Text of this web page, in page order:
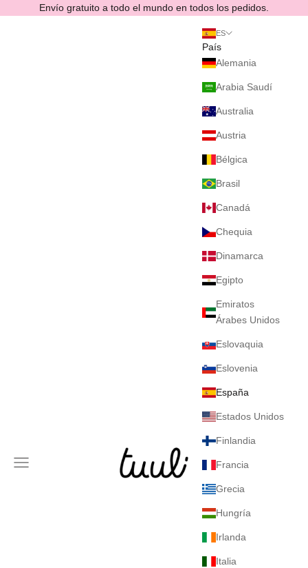
Ir al contenidoEnvío gratuito a todo el mundo en todos los pedidos.
Tuuli GmbH
Menú
ES
País
Alemania
Arabia Saudí
Australia
Austria
Bélgica
Brasil
Canadá
Chequia
Dinamarca
Egipto
Emiratos
Árabes Unidos
Eslovaquia
Eslovenia
España
Estados Unidos
Finlandia
Francia
Grecia
Hungría
Irlanda
Italia